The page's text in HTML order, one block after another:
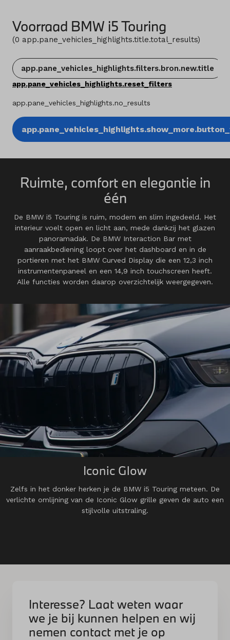
Voorraad BMW i5 Touring
(0 app.pane_vehicles_highlights.title.total_results)
app.pane_vehicles_highlights.filters.bron.new.title
app.pane_vehicles_highlights.reset_filters
app.pane_vehicles_highlights.no_results
Ruimte, comfort en elegantie in
één
De BMW i5 Touring is ruim, modern en slim ingedeeld. Het
interieur voelt open en licht aan, mede dankzij het glazen
panoramadak. De BMW Interaction Bar met
aanraakbediening loopt over het dashboard en in de
portieren met het BMW Curved Display die een 12,3 inch
instrumentenpaneel en een 14,9 inch touchscreen heeft.
Alle functies worden daarop overzichtelijk weergegeven.
Iconic Glow
Zelfs in het donker herken je de BMW i5 Touring meteen. De
verlichte omlijning van de Iconic Glow grille geven de auto een
stijlvolle uitstraling.
Interesse? Laat weten waar
we je bij kunnen helpen en wij
nemen contact met je op